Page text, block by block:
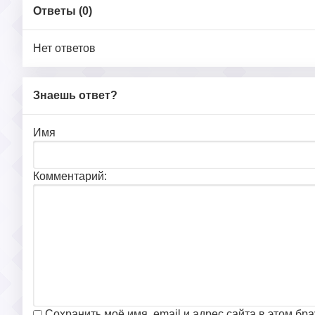
Ответы (0)
Нет ответов
Знаешь ответ?
Имя
Комментарий: